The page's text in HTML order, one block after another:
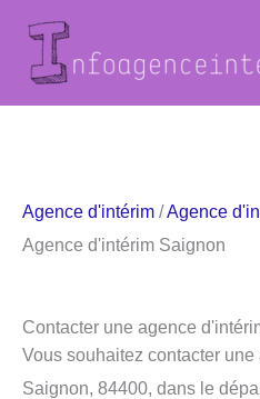
contenu
Agence d'intérim /Agence
Agence d'intérim Saignon
Contacter une agence
Vous souhaitez contacter
Saignon, 84400, dans le